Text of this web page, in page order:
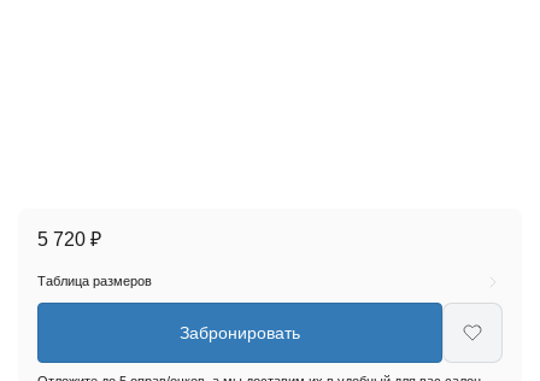
5 720 ₽
Таблица размеров
Забронировать